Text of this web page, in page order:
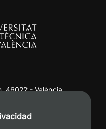
46022 - València
00 50